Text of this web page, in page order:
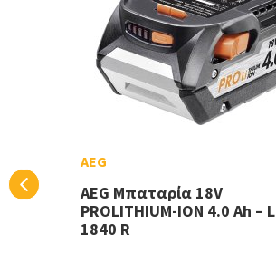
AEG
AEG Μπαταρία 18V
PROLITHIUM-ION 4.0 Ah – L
1840 R